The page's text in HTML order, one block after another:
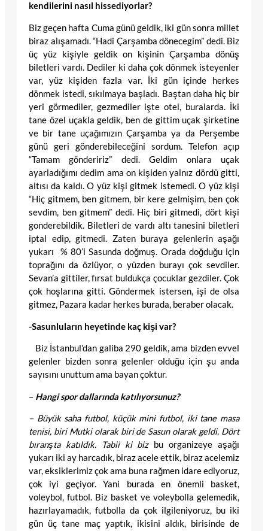
kendilerini nasıl hissediyorlar?
Biz geçen hafta Cuma günü geldik, iki gün sonra millet
biraz alışamadı. “Hadi Çarşamba dönecegim” dedi. Biz
üç yüz kişiyle geldik on kişinin Çarşamba dönüş
biletleri vardı. Dediler ki daha çok dönmek isteyenler
var, yüz kişiden fazla var. İki gün içinde herkes
dönmek istedi, sıkılmaya başladı. Baştan daha hiç bir
yeri görmediler, gezmediler işte otel, buralarda. İki
tane özel uçakla geldik, ben de gittim uçak şirketine
ve bir tane uçağımızın Çarşamba ya da Perşembe
günü geri gönderebileceğini sordum. Telefon açıp
“Tamam göndeririz” dedi. Geldim onlara uçak
ayarladığımı dedim ama on kişiden yalnız dördü gitti,
altısı da kaldı. O yüz kişi gitmek istemedi. O yüz kişi
“Hiç gitmem, ben gitmem, bir kere gelmişim, ben çok
sevdim, ben gitmem” dedi. Hiç biri gitmedi, dört kişi
gonderebildik. Biletleri de vardı altı tanesini biletleri
iptal edip, gitmedi. Zaten buraya gelenlerin aşağı
yukarı % 80’i Sasunda doğmuş. Orada doğduğu için
toprağını da özlüyor, o yüzden burayı çok sevdiler.
Sevan’a gittiler, fırsat buldukça çocuklar gezdiler. Çok
çok hoşlarına gitti. Göndermek istersen, işi de olsa
gitmez, Pazara kadar herkes burada, beraber olacak.
-Sasunluların heyetinde kaç kişi var?
Biz İstanbul’dan galiba 290 geldik, ama bizden evvel
gelenler bizden sonra gelenler olduğu için şu anda
sayısını unuttum ama bayan çoktur.
– Hangi spor dallarında katılıyorsunuz?
– Büyük saha futbol, küçük mini futbol, iki tane masa
tenisi, biri Mutki olarak biri de Sasun olarak geldi. Dört
bıranşta katıldık. Tabii ki biz bu organizeye aşağı
yukarı iki ay harcadık, biraz acele ettik, biraz acelemiz
var, eksiklerimiz çok ama buna rağmen idare ediyoruz,
çok iyi geçiyor. Yani burada en önemli basket,
voleybol, futbol. Biz basket ve voleybolla gelemedik,
hazırlayamadık, futbolla da çok ilgileniyoruz, bu iki
gün üç tane maç yaptık, ikisini aldık, birisinde de